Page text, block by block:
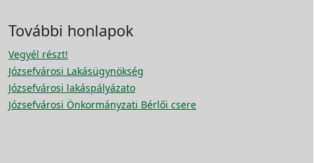
További honlapok
Vegyél részt!
Józsefvárosi Lakásügynökség
Józsefvárosi lakáspályázato
Józsefvárosi Önkormányzati Bérlői csere